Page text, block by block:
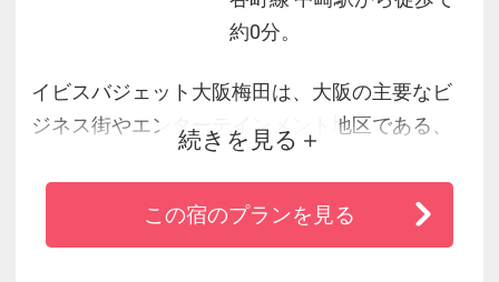
約0分。
イビスバジェット大阪梅田は、大阪の主要なビ
ジネス街やエンターテインメント地区である、
梅田の中心部に位置しています。
大阪駅や梅田駅から徒歩１０分圏内にあり、観
光名所にも簡単にアクセスできます。
続きを見る
この宿のプランを見る